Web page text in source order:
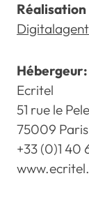
Réalisation
Hébergeur:
Ecritel
51 rue le
75009 Paris
+33 (0)1 40